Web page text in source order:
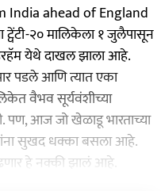
India ahead of England
ट्वेंटी-२० मालिकेला १ जुलैपासून
येथे दाखल झाला आहे.
पडले आणि त्यात एका
वैभव सूर्यवंशीच्या
पण, आज जो खेळाडू भारताच्या
सुखद धक्का बसला आहे.
हे नक्की झालं आहे.